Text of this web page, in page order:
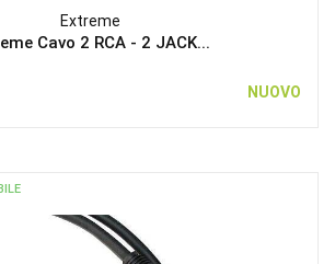
Extreme
Cavo 2 RCA - 2 JACK...
NUOVO